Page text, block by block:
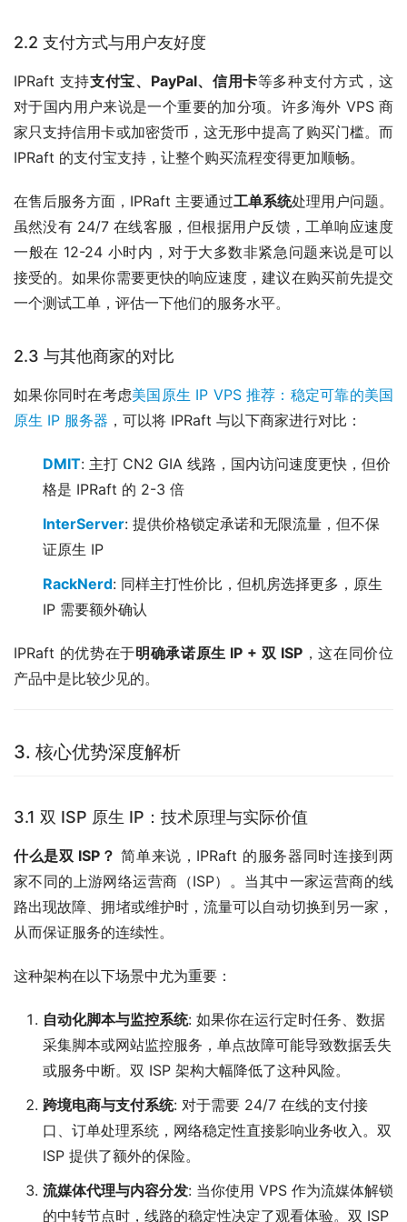
2.2 支付方式与用户友好度
IPRaft 支持支付宝、PayPal、信用卡等多种支付方式，这
对于国内用户来说是一个重要的加分项。许多海外 VPS 商
家只支持信用卡或加密货币，这无形中提高了购买门槛。而
IPRaft 的支付宝支持，让整个购买流程变得更加顺畅。
在售后服务方面，IPRaft 主要通过工单系统处理用户问题。
虽然没有 24/7 在线客服，但根据用户反馈，工单响应速度
一般在 12-24 小时内，对于大多数非紧急问题来说是可以
接受的。如果你需要更快的响应速度，建议在购买前先提交
一个测试工单，评估一下他们的服务水平。
2.3 与其他商家的对比
如果你同时在考虑美国原生 IP VPS 推荐：稳定可靠的美国
原生 IP 服务器 ，可以将 IPRaft 与以下商家进行对比：
DMIT: 主打 CN2 GIA 线路，国内访问速度更快，但价
格是 IPRaft 的 2-3 倍
InterServer: 提供价格锁定承诺和无限流量，但不保
证原生 IP
RackNerd: 同样主打性价比，但机房选择更多，原生
IP 需要额外确认
IPRaft 的优势在于明确承诺原生 IP + 双 ISP ，这在同价位
产品中是比较少见的。
3. 核心优势深度解析
3.1 双 ISP 原生 IP：技术原理与实际价值
什么是双 ISP？ 简单来说，IPRaft 的服务器同时连接到两
家不同的上游网络运营商（ISP）。当其中一家运营商的线
路出现故障、拥堵或维护时，流量可以自动切换到另一家，
从而保证服务的连续性。
这种架构在以下场景中尤为重要：
自动化脚本与监控系统: 如果你在运行定时任务、数据
采集脚本或网站监控服务，单点故障可能导致数据丢失
或服务中断。双 ISP 架构大幅降低了这种风险。
跨境电商与支付系统: 对于需要 24/7 在线的支付接
口、订单处理系统，网络稳定性直接影响业务收入。双
ISP 提供了额外的保险。
流媒体代理与内容分发: 当你使用 VPS 作为流媒体解锁
的中转节点时，线路的稳定性决定了观看体验。双 ISP